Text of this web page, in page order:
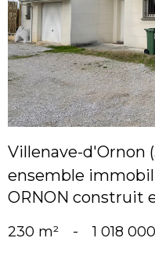
Villenave-d'Ornon
ensemble
ORNON construit
230 m² - 1 018